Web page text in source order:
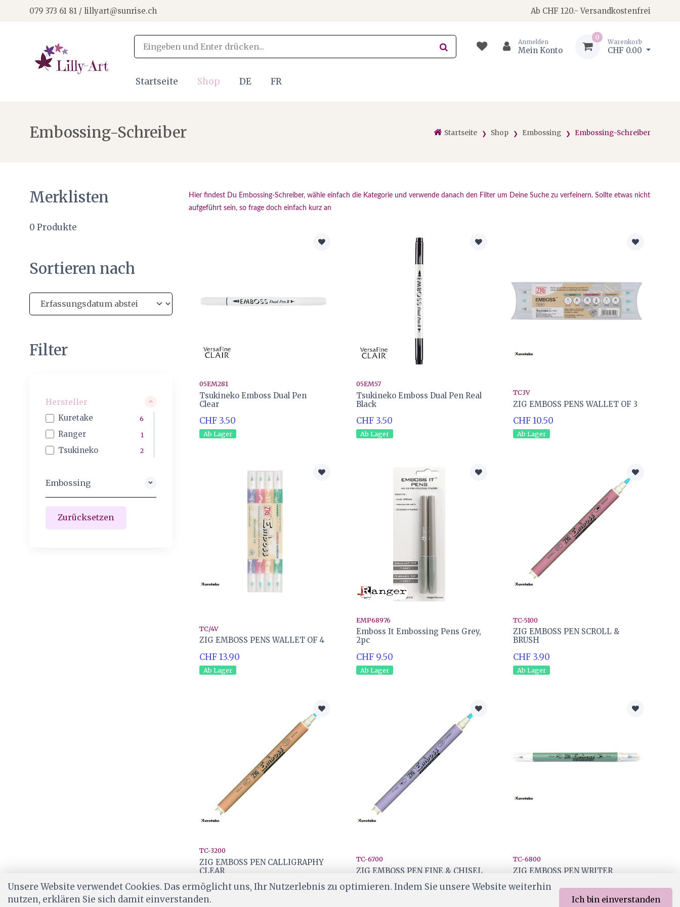
079 373 61 81 / lillyart@sunrise.ch Ab CHF 120.- Versandkostenfrei
Anmelden
Mein Konto
0
Warenkorb
CHF 0.00
Startseite Shop DE FR
Startseite Shop Embossing Embossing-Schreiber
Embossing-Schreiber
Merklisten
0 Produkte
Sortieren nach
Filter
Hersteller
Kuretake 6
Ranger 1
Tsukineko 2
Embossing
Schreiber 9
Hier findest Du Embossing-Schreiber, wähle einfach die Kategorie und verwende danach den Filter um Deine Suche zu verfeinern. Sollte etwas nicht
aufgeführt sein, so frage doch einfach kurz an
05EM281
Tsukineko Emboss Dual Pen
Clear
CHF 3.50
Ab Lager
05EM57
Tsukineko Emboss Dual Pen Real
Black
CHF 3.50
Ab Lager
TC3V
ZIG EMBOSS PENS WALLET OF 3
CHF 10.50
Ab Lager
TC/4V
ZIG EMBOSS PENS WALLET OF 4
CHF 13.90
Ab Lager
EMP68976
Emboss It Embossing Pens Grey,
2pc
CHF 9.50
Ab Lager
TC-5100
ZIG EMBOSS PEN SCROLL &
BRUSH
CHF 3.90
Ab Lager
TC-3200
ZIG EMBOSS PEN CALLIGRAPHY
CLEAR
CHF 3.50
Ab Lager
TC-6700
ZIG EMBOSS PEN FINE & CHISEL
CHF 3.50
TC-6800
ZIG EMBOSS PEN WRITER
CHF 3.50
Unsere Website verwendet Cookies. Das ermöglicht uns, Ihr Nutzerlebnis zu optimieren. Indem Sie unsere Website weiterhin
nutzen, erklären Sie sich damit einverstanden.
Ich bin einverstanden